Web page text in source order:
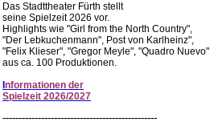
Das Stadttheater Fürth stellt
seine Spielzeit 2026 vor.
Highlights wie "Girl from the North Country",
"Der Lebkuchenmann", Post von Karlheinz",
"Felix Klieser", "Gregor Meyle", "Quadro Nuevo"
aus ca. 100 Produktionen.
nformationen der
Spielzeit 2026/2027
------------------------------------------------